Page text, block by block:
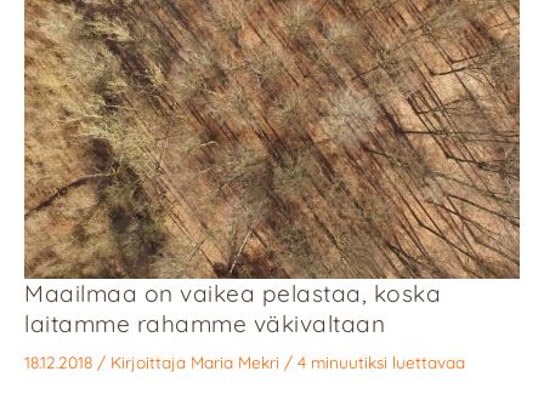
Maailmaa on vaikea pelastaa, koska
laitamme rahamme väkivaltaan
18.12.2018 / Kirjoittaja Maria Mekri / 4 minuutiksi luettavaa